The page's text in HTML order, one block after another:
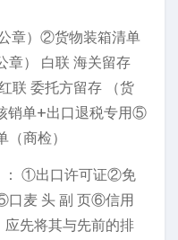
章）②货物装箱清单
章） 白联 海关留存
联 委托方留存 （货
销单+出口退税专用⑤
商检）
： ①出口许可证②免
麦 头 副 页⑥信用
应先将其与先前的排